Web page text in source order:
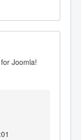
Joomla!